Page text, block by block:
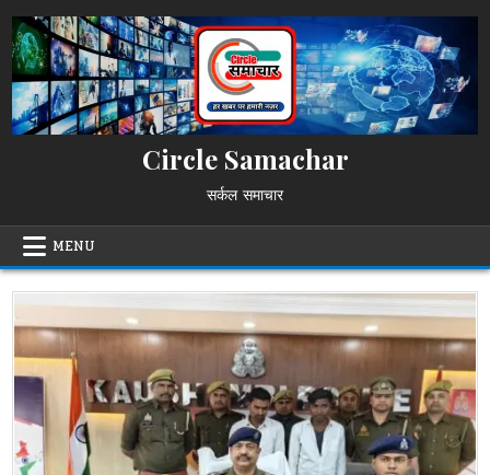
to
content
Circle Samachar
सर्कल समाचार
MENU